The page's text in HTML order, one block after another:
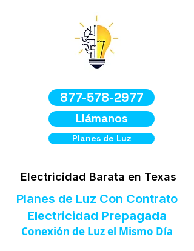
877-578-2977
Electricidad Barata en Texas
Llámanos
Planes de Luz
Planes de Luz Con Contrato
Electricidad Prepagada
Conexión de Luz el Mismo Día